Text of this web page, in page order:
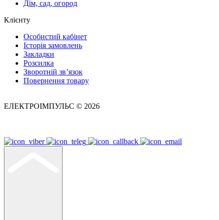
Дім, сад, огород
Клієнту
Особистий кабінет
Історія замовлень
Закладки
Розсилка
Зворотній зв’язок
Повернення товару
ЕЛЕКТРОІМПУЛЬС © 2026